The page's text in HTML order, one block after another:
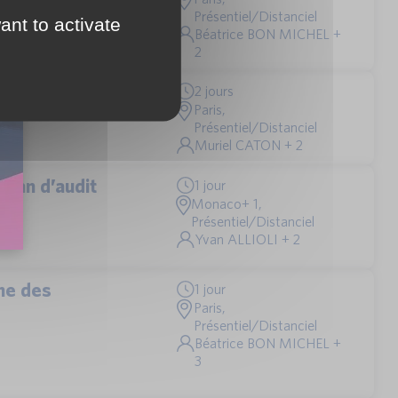
Présentiel/Distanciel
Béatrice BON MICHEL +
2
2 jours
Paris,
Présentiel/Distanciel
Muriel CATON + 2
d’audit
1 jour
Monaco+ 1,
Présentiel/Distanciel
Yvan ALLIOLI + 2
des
1 jour
Paris,
Présentiel/Distanciel
Béatrice BON MICHEL +
3
to activate